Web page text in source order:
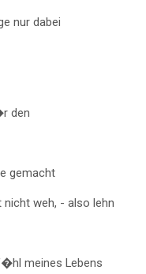
nur dabei
den
gemacht
weh, - also lehn
meines Lebens